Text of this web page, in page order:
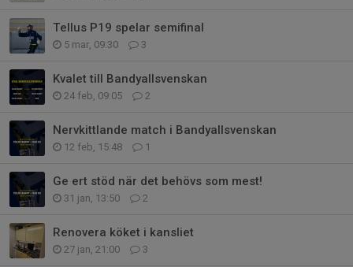
Tellus P19 spelar semifinal
5 mar, 09:30 3
Kvalet till Bandyallsvenskan
24 feb, 09:05 2
Nervkittlande match i Bandyallsvenskan
12 feb, 15:48 1
Ge ert stöd när det behövs som mest!
31 jan, 13:50 2
Renovera köket i kansliet
27 jan, 21:00 3